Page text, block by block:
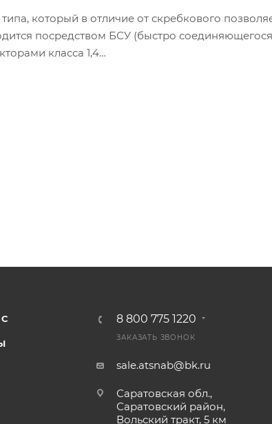
который в отличие от скребкового
посредством БСУ (быстро соединяющегося
класса 1,4
8 800 775 1220
ЗАКАЗАТЬ ЗВОНОК
sale.atsnab@bk.ru
Саратовская обл.,
Саратовский район,
Вольский тракт, 5 км